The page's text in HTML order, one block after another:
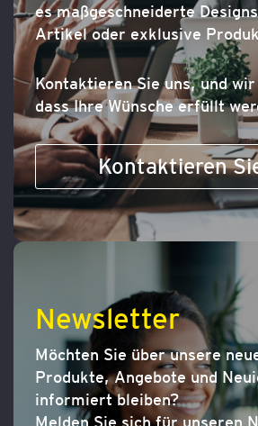
es maßgeschneiderte
Artikel oder exklusive
Kontaktieren Sie uns, und
dass Ihre Wünsche erfüllt
Kontaktieren
Newsletter
Möchten Sie über unsere
Produkte, Angebote und
informiert bleiben?
Melden Sie sich für unseren